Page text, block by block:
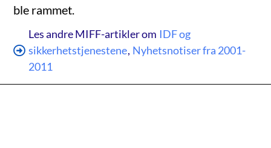
ble rammet.
Les andre MIFF-artikler om IDF og
sikkerhetstjenestene, Nyhetsnotiser fra 2001-
2011